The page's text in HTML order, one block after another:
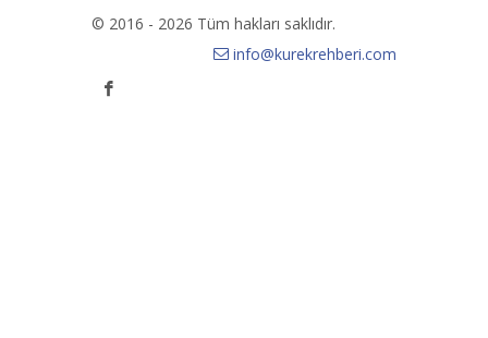
© 2016 - 2026 Tüm hakları saklıdır.
info@kurekrehberi.com